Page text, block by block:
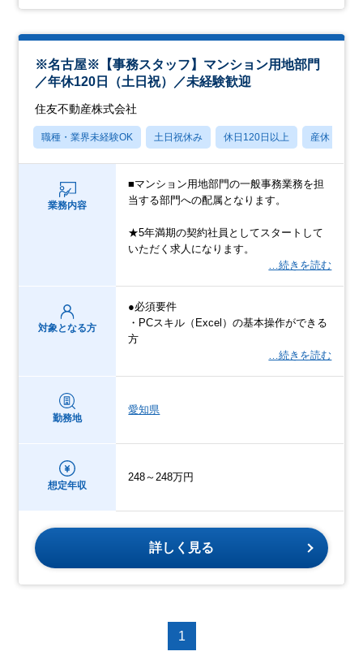
※名古屋※【事務スタッフ】マンション用地部門
／年休120日（土日祝）／未経験歓迎
住友不動産株式会社
職種・業界未経験OK 土日祝休み 休日120日以上 産休・育休
業務内容
■マンション用地部門の一般事務業務を担
当する部門への配属となります。
★5年満期の契約社員としてスタートして
いただく求人になります。
…続きを読む
対象となる方
●必須要件
・PCスキル（Excel）の基本操作ができる
方
…続きを読む
勤務地
愛知県
想定年収
248～248万円
詳しく見る
1